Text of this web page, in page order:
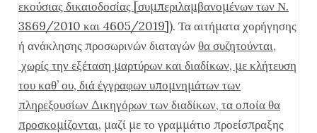
εκούσιας δικαιοδοσίας [συμπεριλαμβανομένων των Ν.
3869/2010 και 4605/2019]). Τα αιτήματα χορήγησης
ή ανάκλησης προσωρινών διαταγώνθα συζητούνται,
χωρίς την εξέταση μαρτύρων και διαδίκων, με κλήτευση
του καθ’ ου, διά έγγραφων υπομνημάτων των
πληρεξουσίων Δικηγόρων των διαδίκων, τα οποία θα
προσκομίζονται, μαζί με το γραμμάτιο προείσπραξης